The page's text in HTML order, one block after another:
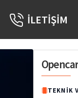
İLETIŞIM
TEKNIK